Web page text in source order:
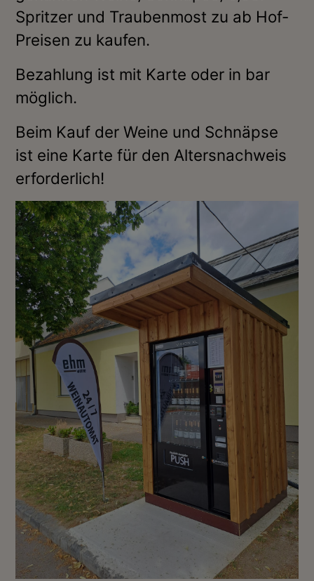
Spritzer und Traubenmost zu ab Hof-
Preisen zu kaufen.
Bezahlung ist mit Karte oder in bar
möglich.
Beim Kauf der Weine und Schnäpse
ist eine Karte für den Altersnachweis
erforderlich!